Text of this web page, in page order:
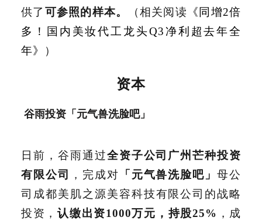
供了 可参照的样本。 （相关阅读 《同增2倍
多！国内美妆代工龙头Q3净利超去年全
年》
）
资本
谷雨投资「元气兽洗脸吧」
日前，谷雨通过全资子公司广州芒种投资
有限公司
，完成对 「元气兽洗脸吧」母公
司成都美肌之源美容科技有限公司的战略
投资，认缴出资1000万元，持股25% ，成